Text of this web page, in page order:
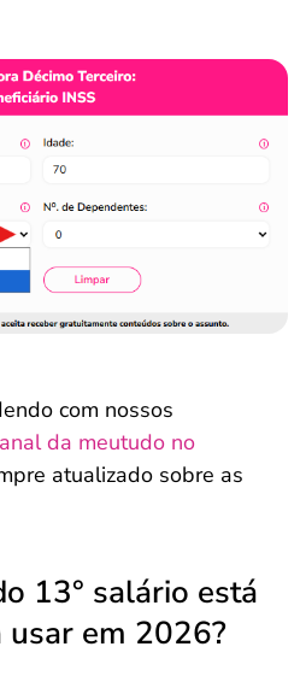
com nossos
da meutudo no
atualizado sobre as
13° salário está
usar em 2026?